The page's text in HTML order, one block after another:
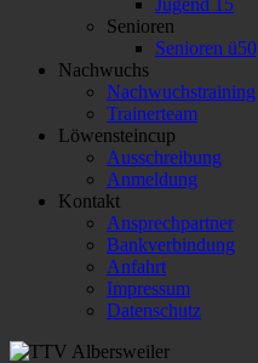
Jugend 15
Senioren
Senioren ü50
Nachwuchs
Nachwuchstraining
Trainerteam
Löwensteincup
Ausschreibung
Anmeldung
Kontakt
Ansprechpartner
Bankverbindung
Anfahrt
Impressum
Datenschutz